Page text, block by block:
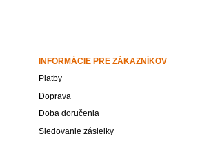
INFORMÁCIE PRE ZÁKAZNÍKOV
Platby
Doprava
Doba doručenia
Sledovanie zásielky